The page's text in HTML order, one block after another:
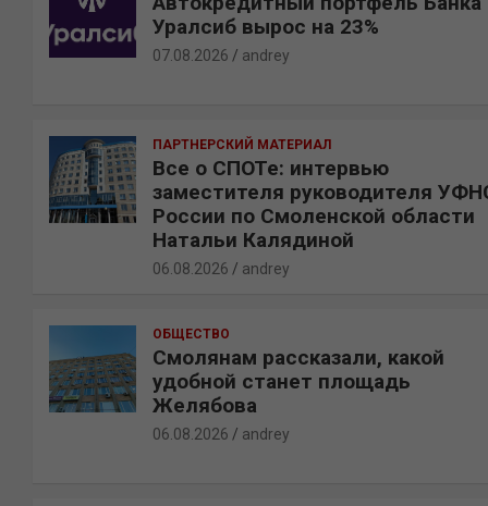
Уралсиб вырос на 23%
07.08.2026 andrey
ПАРТНЕРСКИЙ МАТЕРИАЛ
Все о СПОТе: интервью
заместителя руководителя
России по Смоленской области
Натальи Калядиной
06.08.2026 andrey
ОБЩЕСТВО
Смолянам рассказали, какой
удобной станет площадь
Желябова
06.08.2026 andrey